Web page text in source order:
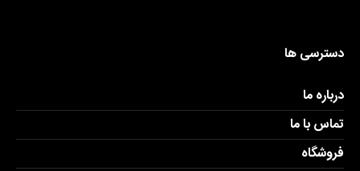
دسترسی ها
درباره ما
تماس با ما
فروشگاه